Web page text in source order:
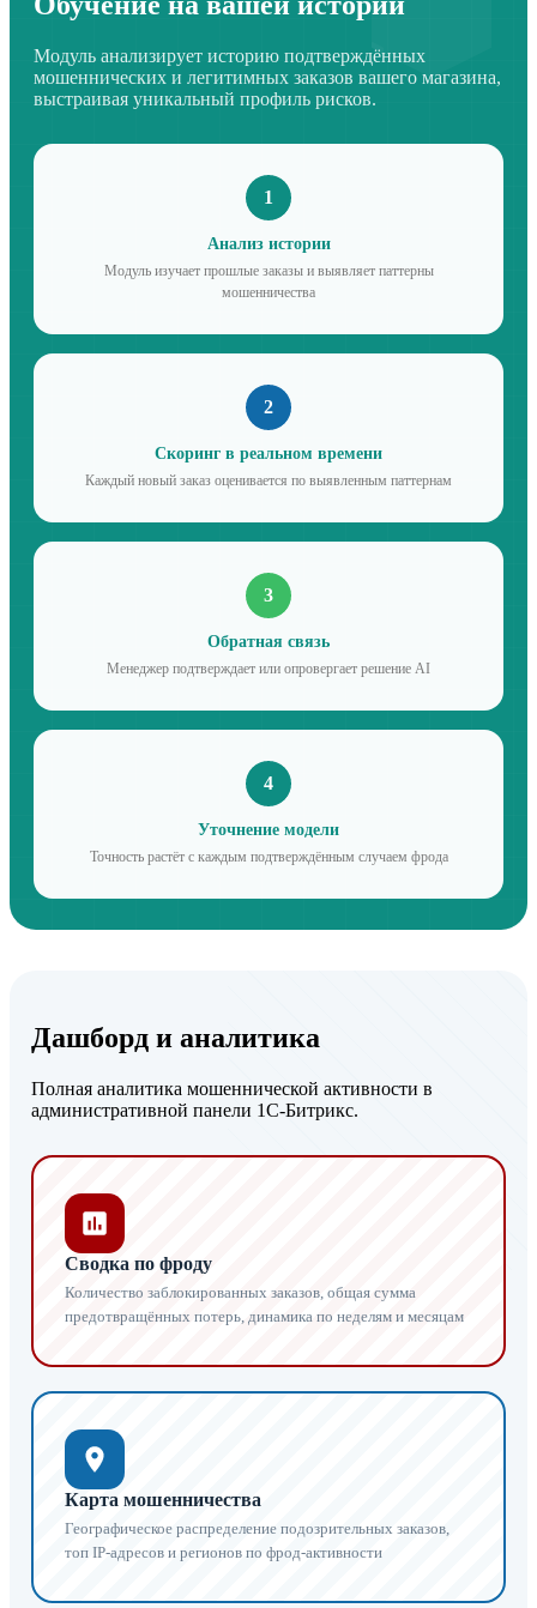
Модуль анализирует историю подтверждённых
мошеннических и легитимных заказов вашего магазина,
выстраивая уникальный профиль рисков.
1
Анализ истории
Модуль изучает прошлые заказы и выявляет паттерны
мошенничества
2
Скоринг в реальном времени
Каждый новый заказ оценивается по выявленным паттернам
3
Обратная связь
Менеджер подтверждает или опровергает решение AI
4
Уточнение модели
Точность растёт с каждым подтверждённым случаем фрода
Дашборд и аналитика
Полная аналитика мошеннической активности в
административной панели 1С-Битрикс.
Сводка по фроду
Количество заблокированных заказов, общая сумма
предотвращённых потерь, динамика по неделям и месяцам
Карта мошенничества
Географическое распределение подозрительных заказов,
топ IP-адресов и регионов по фрод-активности